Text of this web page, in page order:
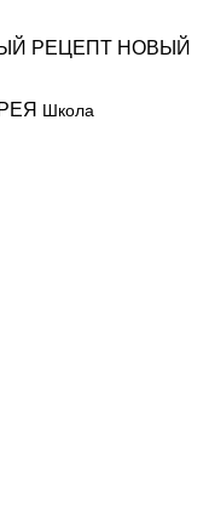
РЕЦЕПТ НОВЫЙ
Школа